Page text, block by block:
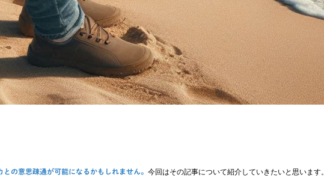
との意思疎通が可能になるかもしれません。 今回はその記事について紹介していきたいと思います。